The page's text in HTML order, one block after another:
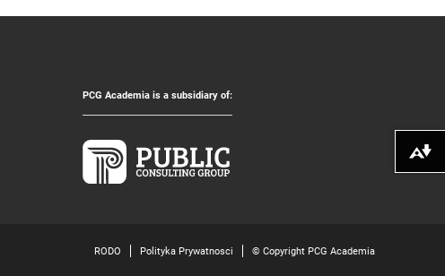
PCG Academia is a subsidiary of:
RODO Polityka Prywatnosci © Copyright PCG Academia
Pobierz